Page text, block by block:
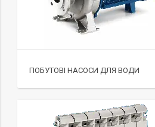
ПОБУТОВІ НАСОСИ ДЛЯ ВОДИ